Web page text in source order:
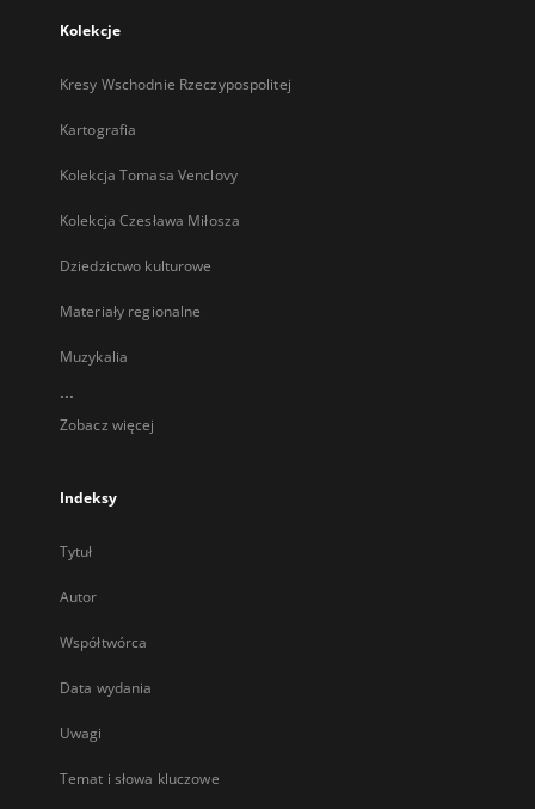
Kolekcje
Kresy Wschodnie Rzeczypospolitej
Kartografia
Kolekcja Tomasa Venclovy
Kolekcja Czesława Miłosza
Dziedzictwo kulturowe
Materiały regionalne
Muzykalia
...
Zobacz więcej
Indeksy
Tytuł
Autor
Współtwórca
Data wydania
Uwagi
Temat i słowa kluczowe